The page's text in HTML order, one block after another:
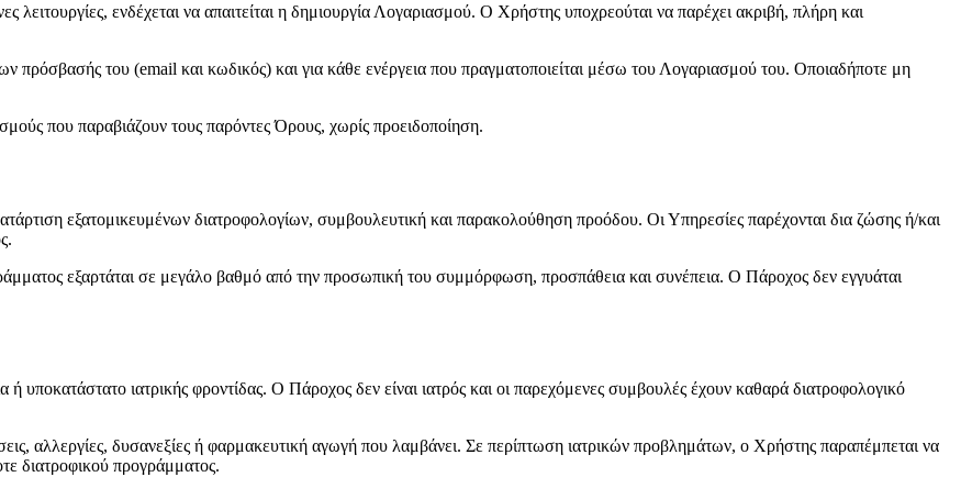
ενδέχεται να απαιτείται η δημιουργία Λογαριασμού. Ο Χρήστης υποχρεούται να παρέχει ακριβή, πλήρη και
πρόσβασής του (email και κωδικός) και για κάθε ενέργεια που πραγματοποιείται μέσω του Λογαριασμού του. Οποιαδήποτε μη
που παραβιάζουν τους παρόντες Όρους, χωρίς προειδοποίηση.
εξατομικευμένων διατροφολογίων, συμβουλευτική και παρακολούθηση προόδου. Οι Υπηρεσίες παρέχονται δια ζώσης ή/και
εξαρτάται σε μεγάλο βαθμό από την προσωπική του συμμόρφωση, προσπάθεια και συνέπεια. Ο Πάροχος δεν εγγυάται
υποκατάστατο ιατρικής φροντίδας. Ο Πάροχος δεν είναι ιατρός και οι παρεχόμενες συμβουλές έχουν καθαρά διατροφολογικό
αλλεργίες, δυσανεξίες ή φαρμακευτική αγωγή που λαμβάνει. Σε περίπτωση ιατρικών προβλημάτων, ο Χρήστης παραπέμπεται να
διατροφικού προγράμματος.